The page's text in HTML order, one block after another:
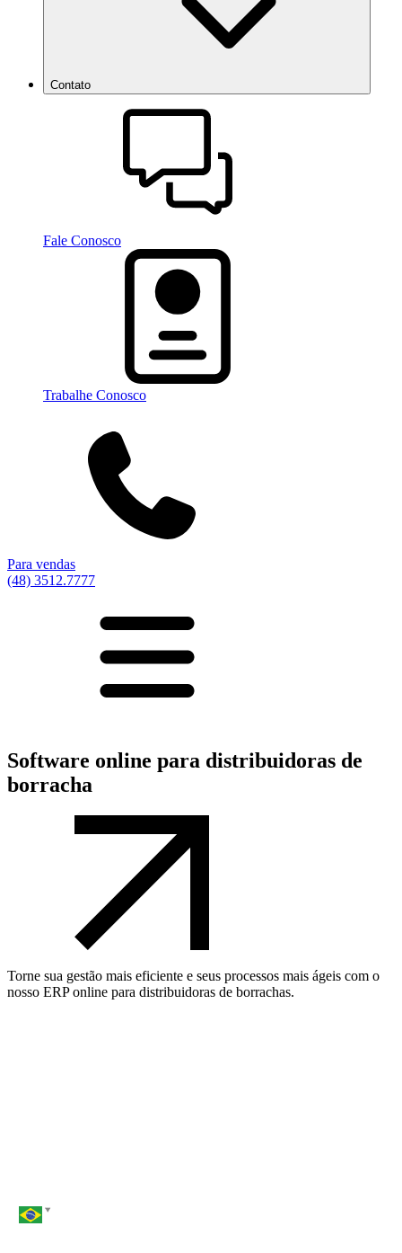
Contato
Fale Conosco
Trabalhe Conosco
Para vendas
(48) 3512.7777
Software online para distribuidoras de
borracha
Torne sua gestão mais eficiente e seus processos mais ágeis com o
nosso ERP online para distribuidoras de borrachas.